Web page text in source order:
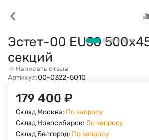
Эстет-00 EU50
секций
Написать отзыв
Артикул:00-0322-5010
179 400 ₽
Склад Москва: По запросу
Склад Новосибирск: По запросу
Склад Белгород: По запросу